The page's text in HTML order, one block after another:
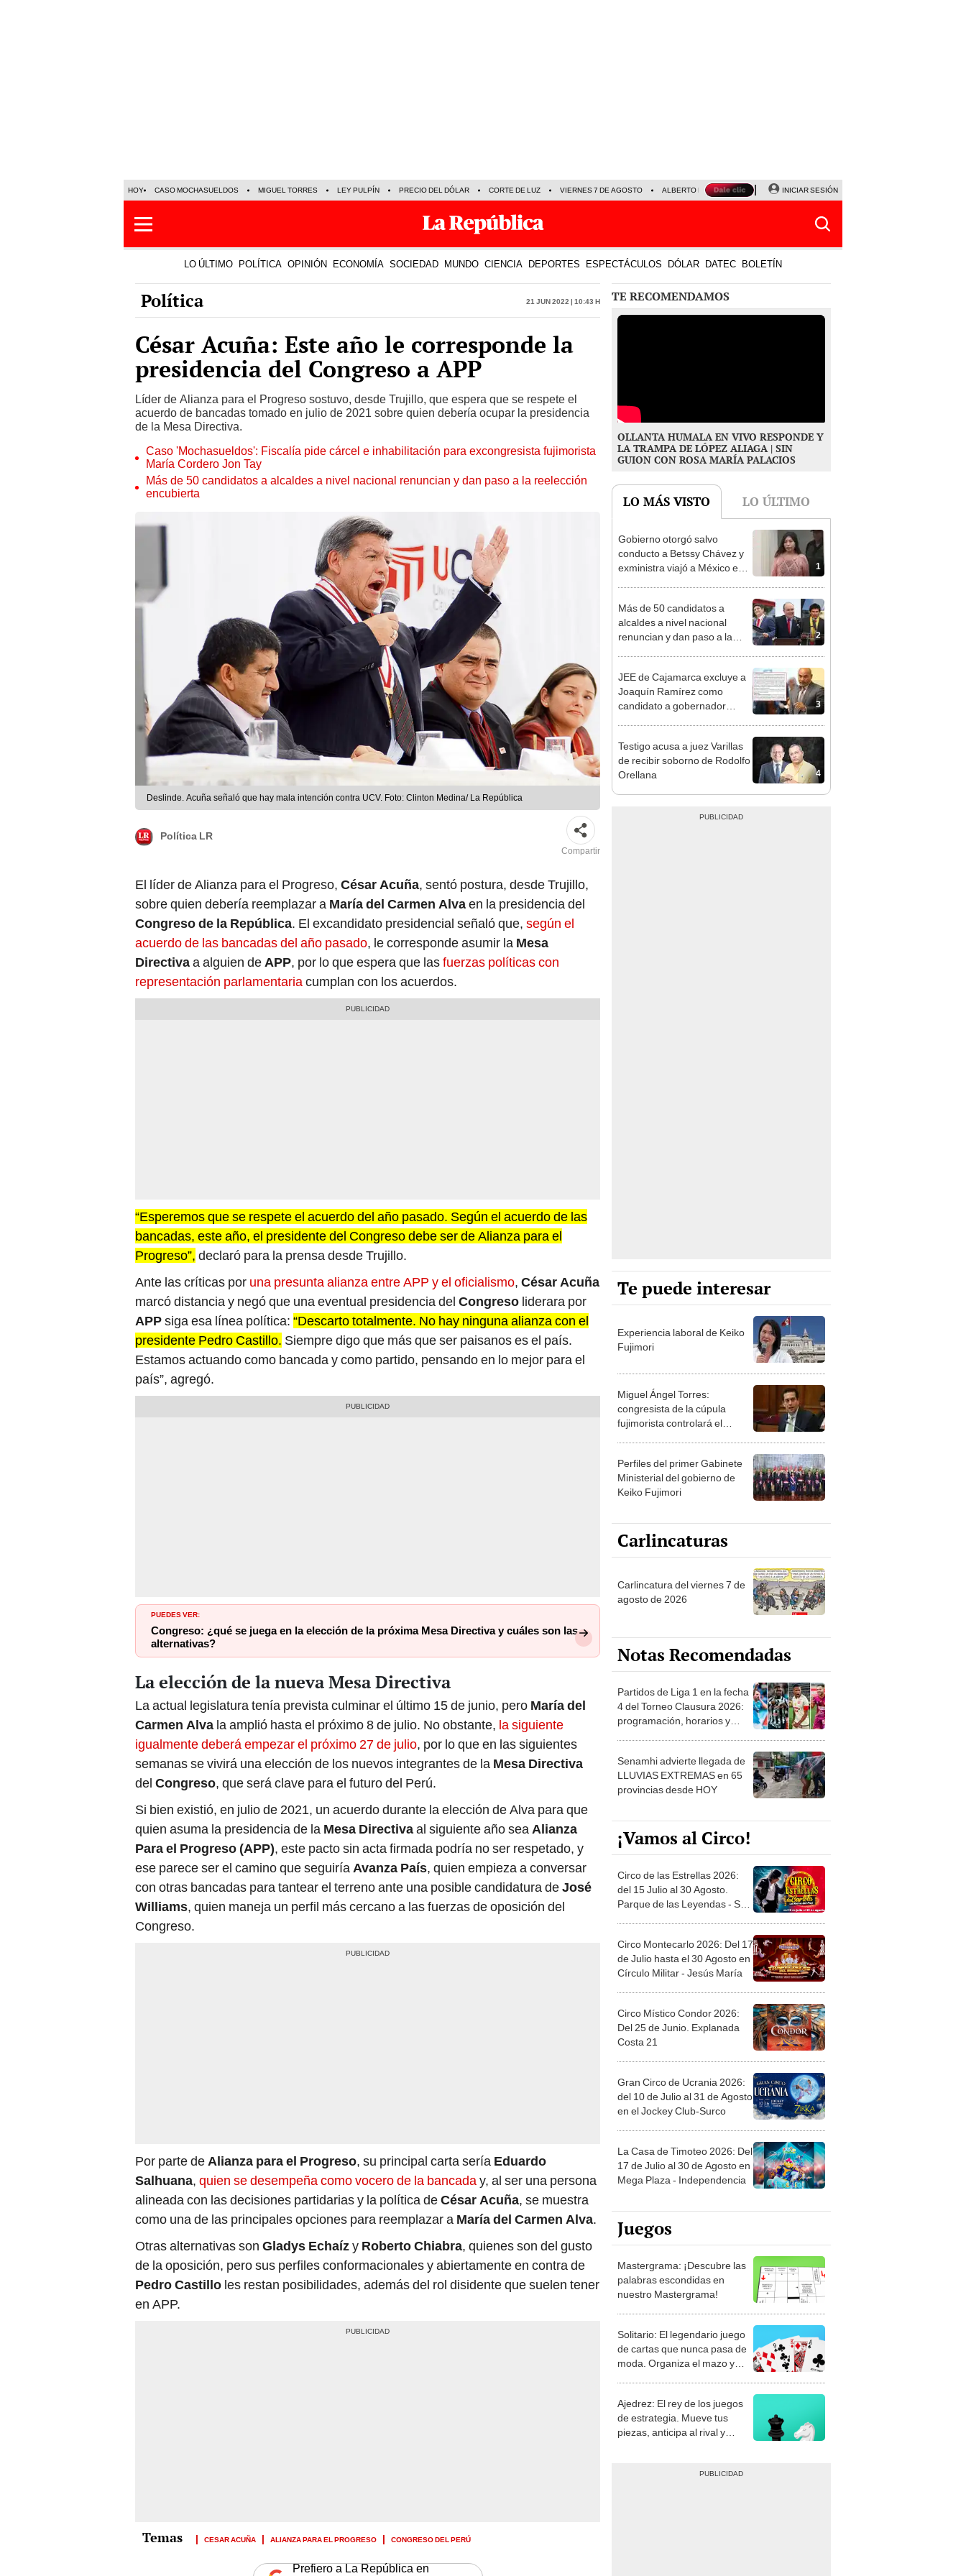
HOY CASO MOCHASUELDOS MIGUEL TORRES LEY PULPÍN PRECIO DEL DÓLAR CORTE DE LUZ VIERNES 7 DE AGOSTO ALBERTO BENAVIDES NALDY SALDAÑA
INICIAR SESIÓN
LO ÚLTIMO POLÍTICA OPINIÓN ECONOMÍA SOCIEDAD MUNDO CIENCIA DEPORTES ESPECTÁCULOS DÓLAR DATEC BOLETÍN
Política 21 Jun 2022 | 10:43 h
César Acuña: Este año le corresponde la
presidencia del Congreso a APP
Líder de Alianza para el Progreso sostuvo, desde Trujillo, que espera que se respete el
acuerdo de bancadas tomado en julio de 2021 sobre quien debería ocupar la presidencia
de la Mesa Directiva.
Caso 'Mochasueldos': Fiscalía pide cárcel e inhabilitación para excongresista fujimorista
María Cordero Jon Tay
Más de 50 candidatos a alcaldes a nivel nacional renuncian y dan paso a la reelección
encubierta
Deslinde. Acuña señaló que hay mala intención contra UCV. Foto: Clinton Medina/ La República
Política LR
Compartir
El líder de Alianza para el Progreso, César Acuña, sentó postura, desde Trujillo,
sobre quien debería reemplazar a María del Carmen Alvaen la presidencia del
Congreso de la República. El excandidato presidencial señaló que, según el
acuerdo de las bancadas del año pasado, le corresponde asumir la Mesa
Directivaa alguien deAPP, por lo que espera que lasfuerzas políticas con
representación parlamentariacumplan con los acuerdos.
“Esperemos que se respete el acuerdo del año pasado. Según el acuerdo de las
bancadas, este año, el presidente del Congreso debe ser de Alianza para el
Progreso”, declaró para la prensa desde Trujillo.
Ante las críticas por una presunta alianza entre APP y el oficialismo, César Acuña
marcó distancia y negó que una eventual presidencia del Congreso liderara por
APPsiga esa línea política: “Descarto totalmente. No hay ninguna alianza con el
presidente Pedro Castillo. Siempre digo que más que ser paisanos es el país.
Estamos actuando como bancada y como partido, pensando en lo mejor para el
país”, agregó.
PUEDES VER:
Congreso: ¿qué se juega en la elección de la próxima Mesa Directiva y cuáles son las
alternativas?
La elección de la nueva Mesa Directiva
La actual legislatura tenía prevista culminar el último 15 de junio, pero María del
Carmen Alva la amplió hasta el próximo 8 de julio. No obstante, la siguiente
igualmente deberá empezar el próximo 27 de julio, por lo que en las siguientes
semanas se vivirá una elección de los nuevos integrantes de la Mesa Directiva
del Congreso, que será clave para el futuro del Perú.
Si bien existió, en julio de 2021, un acuerdo durante la elección de Alva para que
quien asuma la presidencia de la Mesa Directivaal siguiente año seaAlianza
Para el Progreso (APP), este pacto sin acta firmada podría no ser respetado, y
ese parece ser el camino que seguiríaAvanza País, quien empieza a conversar
con otras bancadas para tantear el terreno ante una posible candidatura deJosé
Williams, quien maneja un perfil más cercano a las fuerzas de oposición del
Congreso.
Por parte deAlianza para el Progreso, su principal carta sería Eduardo
Salhuana, quien se desempeña como vocero de la bancaday, al ser una persona
alineada con las decisiones partidarias y la política deCésar Acuña, se muestra
como una de las principales opciones para reemplazar a María del Carmen Alva.
Otras alternativas son Gladys Echaízy Roberto Chiabra, quienes son del gusto
de la oposición, pero sus perfiles conformacionales y abiertamente en contra de
Pedro Castillo les restan posibilidades, además del rol disidente que suelen tener
en APP.
CESAR ACUÑA ALIANZA PARA EL PROGRESO CONGRESO DEL PERÚ
Prefiero a La República en
TE RECOMENDAMOS
OLLANTA HUMALA EN VIVO RESPONDE Y
LA TRAMPA DE LÓPEZ ALIAGA | SIN
GUION CON ROSA MARÍA PALACIOS
LO MÁS VISTO LO ÚLTIMO
1
Gobierno otorgó salvo
conducto a Betssy Chávez y
exministra viajó a México en
2
Más de 50 candidatos a
alcaldes a nivel nacional
renuncian y dan paso a la
3
JEE de Cajamarca excluye a
Joaquín Ramírez como
candidato a gobernador
4
Testigo acusa a juez Varillas
de recibir soborno de Rodolfo
Orellana
Te puede interesar
Experiencia laboral de Keiko
Fujimori
Miguel Ángel Torres:
congresista de la cúpula
fujimorista controlará el
Perfiles del primer Gabinete
Ministerial del gobierno de
Keiko Fujimori
Carlincaturas
Carlincatura del viernes 7 de
agosto de 2026
Notas Recomendadas
Partidos de Liga 1 en la fecha
4 del Torneo Clausura 2026:
programación, horarios y
Senamhi advierte llegada de
LLUVIAS EXTREMAS en 65
provincias desde HOY
¡Vamos al Circo!
Circo de las Estrellas 2026:
del 15 Julio al 30 Agosto.
Parque de las Leyendas - San
Circo Montecarlo 2026: Del 17
de Julio hasta el 30 Agosto en
Círculo Militar - Jesús María
Circo Místico Condor 2026:
Del 25 de Junio. Explanada
Costa 21
Gran Circo de Ucrania 2026:
del 10 de Julio al 31 de Agosto
en el Jockey Club-Surco
La Casa de Timoteo 2026: Del
17 de Julio al 30 de Agosto en
Mega Plaza - Independencia
Juegos
Mastergrama: ¡Descubre las
palabras escondidas en
nuestro Mastergrama!
Solitario: El legendario juego
de cartas que nunca pasa de
moda. Organiza el mazo y
Ajedrez: El rey de los juegos
de estrategia. Mueve tus
piezas, anticipa al rival y